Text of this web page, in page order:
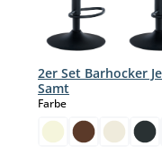
2er Set Barhocker
Samt
Farbeauswählen